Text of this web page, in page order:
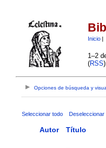
Inicio|
1–2
(RSS
Opciones de búsqueda y
Seleccionar todo Deseleccionar
Autor Título